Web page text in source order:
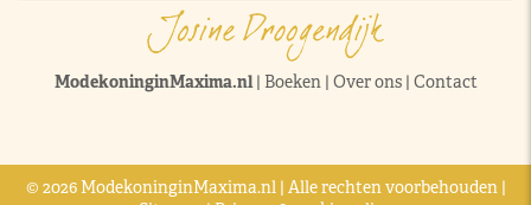
ModekoninginMaxima.nl| Boeken| Over ons| Contact
© 2026 ModekoninginMaxima.nl | Alle rechten voorbehouden |